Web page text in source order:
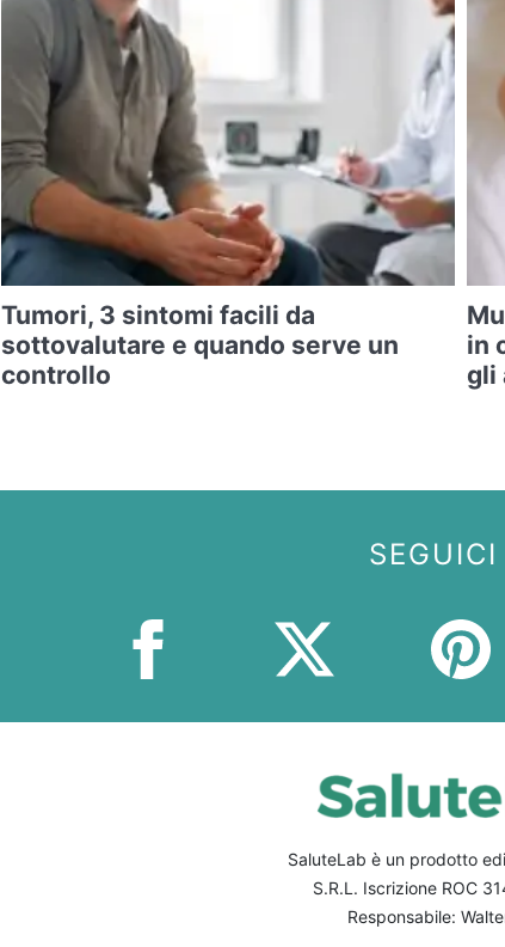
Tumori, 3 sintomi facili da
sottovalutare e quando serve un
controllo
in
gli
SEGUICI
SaluteLab è un prodotto
S.R.L. Iscrizione ROC
Responsabile: